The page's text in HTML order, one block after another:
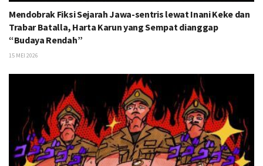
Mendobrak Fiksi Sejarah Jawa-sentris lewat Inani Keke dan
Trabar Batalla, Harta Karun yang Sempat dianggap
“Budaya Rendah”
15 MEI 2026